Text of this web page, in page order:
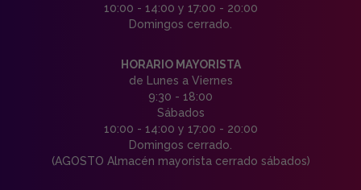
10:00 - 14:00 y 17:00 - 20:00
Domingos cerrado.
HORARIO MAYORISTA
de Lunes a Viernes
9:30 - 18:00
Sábados
10:00 - 14:00 y 17:00 - 20:00
Domingos cerrado.
(AGOSTO Almacén mayorista cerrado sábados)